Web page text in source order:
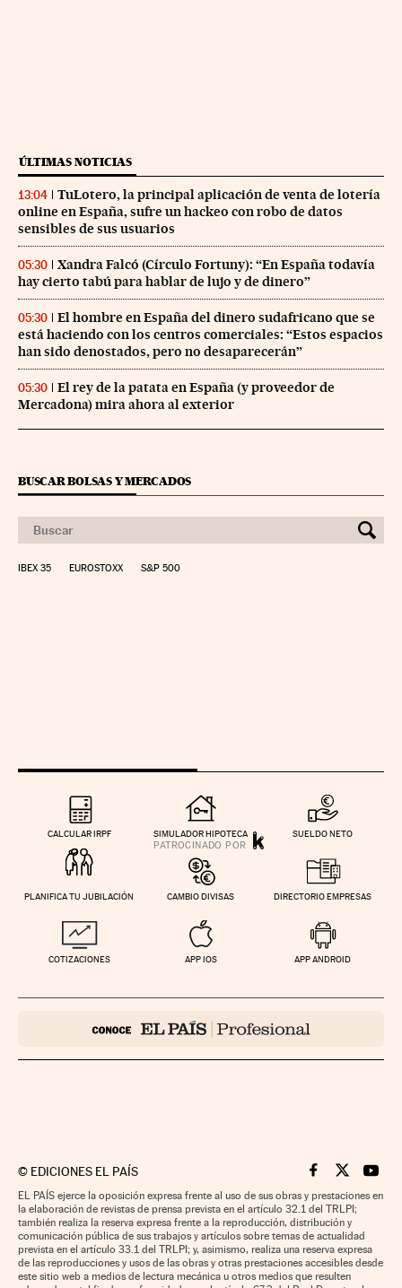
ÚLTIMAS NOTICIAS
13:04
TuLotero, la principal aplicación de venta de lotería
online en España, sufre un hackeo con robo de datos
sensibles de sus usuarios
05:30
Xandra Falcó (Círculo Fortuny): “En España todavía
hay cierto tabú para hablar de lujo y de dinero”
05:30
El hombre en España del dinero sudafricano que se
está haciendo con los centros comerciales: “Estos espacios
han sido denostados, pero no desaparecerán”
05:30
El rey de la patata en España (y proveedor de
Mercadona) mira ahora al exterior
BUSCAR BOLSAS Y MERCADOS
IBEX 35 EUROSTOXX S&P 500
CALCULAR IRPF SIMULADOR HIPOTECA SUELDO NETO
PLANIFICA TU JUBILACIÓN CAMBIO DIVISAS DIRECTORIO EMPRESAS
COTIZACIONES APP IOS APP ANDROID
© EDICIONES EL PAÍS Cinco Días en
Cinco Días
Cinco
EL PAÍS ejerce la oposición expresa frente al uso de sus obras y prestaciones en
la elaboración de revistas de prensa prevista en el artículo 32.1 del TRLPI;
también realiza la reserva expresa frente a la reproducción, distribución y
comunicación pública de sus trabajos y artículos sobre temas de actualidad
prevista en el artículo 33.1 del TRLPI; y, asimismo, realiza una reserva expresa
de las reproducciones y usos de las obras y otras prestaciones accesibles desde
este sitio web a medios de lectura mecánica u otros medios que resulten